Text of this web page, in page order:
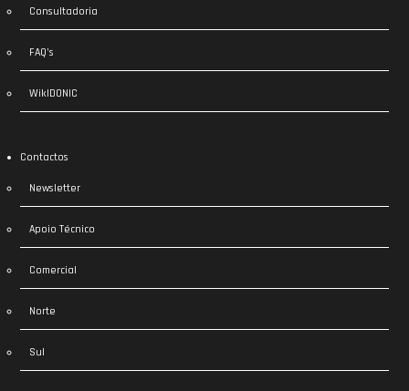
Consultadoria
FAQ’s
WikIDONIC
Contactos
Newsletter
Apoio Técnico
Comercial
Norte
Sul